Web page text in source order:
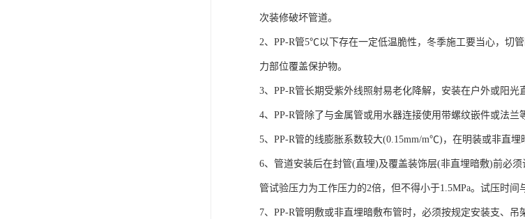
次装修破坏管道。
2、PP-R管5℃以下存在一定低温脆性，冬季施工要当心，切
力部位覆盖保护物。
3、PP-R管长期受紫外线照射易老化降解，安装在户外或阳光
4、PP-R管除了与金属管或用水器连接使用带螺纹嵌件或法
5、PP-R管的线膨胀系数较大(0.15mm/m℃)，在明装或非直
6、管道安装后在封管(直埋)及覆盖装饰层(非直埋暗敷)前必
管试验压力为工作压力的2倍，但不得小于1.5MPa。试压时间
7、PP-R管明敷或非直埋暗敷布管时，必须按规定安装支、吊